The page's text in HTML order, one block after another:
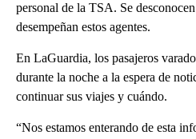
personal de la TSA. Se
desempeñan estos agentes.
En LaGuardia, los pasajeros
durante la noche a la espera de
continuar sus viajes y cuándo.
“Nos estamos enterando de esta